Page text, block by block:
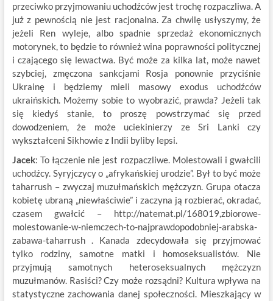
przeciwko przyjmowaniu uchodźców jest trochę rozpaczliwa. A
już z pewnością nie jest racjonalna. Za chwilę usłyszymy, że
jeżeli Ren wyleje, albo spadnie sprzedaż ekonomicznych
motorynek, to będzie to również wina poprawności politycznej
i czającego się lewactwa. Być może za kilka lat, może nawet
szybciej, zmęczona sankcjami Rosja ponownie przyciśnie
Ukrainę i będziemy mieli masowy exodus uchodźców
ukraińskich. Możemy sobie to wyobrazić, prawda? Jeżeli tak
się kiedyś stanie, to proszę powstrzymać się przed
dowodzeniem, że może uciekinierzy ze Sri Lanki czy
wykształceni Sikhowie z Indii byliby lepsi.
Jacek: To łączenie nie jest rozpaczliwe. Molestowali i gwałcili
uchodźcy. Syryjczycy o „afrykańskiej urodzie”. Był to być może
taharrush – zwyczaj muzułmańskich mężczyzn. Grupa otacza
kobietę ubraną „niewłaściwie” i zaczyna ją rozbierać, okradać,
czasem gwałcić – http://natemat.pl/168019,zbiorowe-
molestowanie-w-niemczech-to-najprawdopodobniej-arabska-
zabawa-taharrush . Kanada zdecydowała się przyjmować
tylko rodziny, samotne matki i homoseksualistów. Nie
przyjmują samotnych heteroseksualnych mężczyzn
muzułmanów. Rasiści? Czy może rozsądni? Kultura wpływa na
statystyczne zachowania danej społeczności. Mieszkający w